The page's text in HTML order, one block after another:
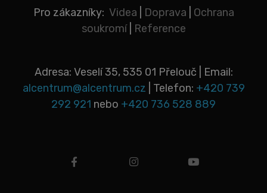
Pro zákazníky: Videa Doprava
Ochrana
soukromí| Reference
Adresa: Veselí 35, 535 01 Přelouč | Email:
alcentrum@alcentrum.cz
| Telefon: +420 739
292 921 nebo +420 736 528 889
youtube